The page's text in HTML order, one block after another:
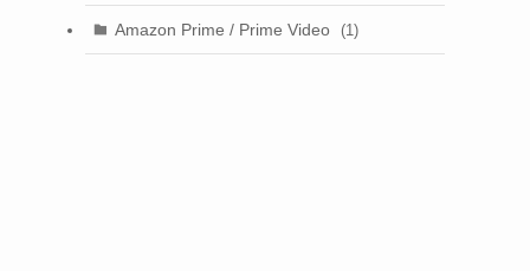
Amazon Prime / Prime Video (1)